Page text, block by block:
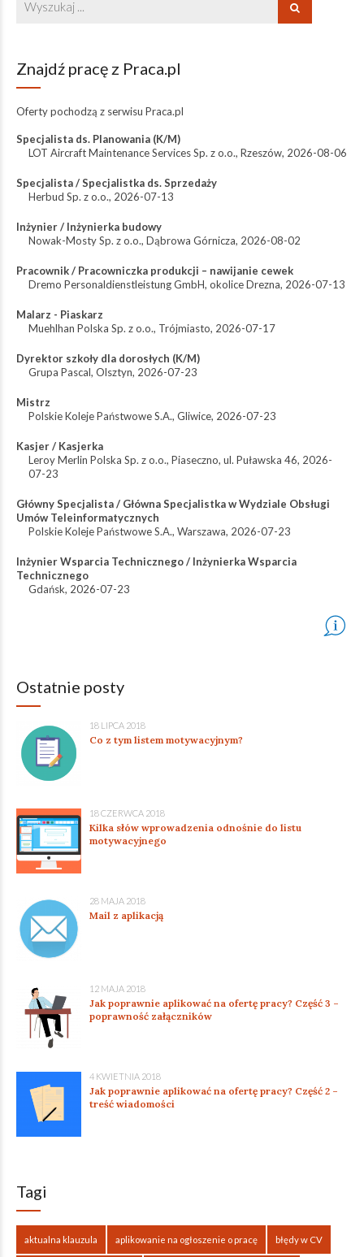
Znajdź pracę z Praca.pl
Oferty pochodzą z serwisu Praca.pl
Specjalista ds. Planowania (K/M)
LOT Aircraft Maintenance Services Sp. z o.o., Rzeszów, 2026-08-06
Specjalista / Specjalistka ds. Sprzedaży
Herbud Sp. z o.o., 2026-07-13
Inżynier / Inżynierka budowy
Nowak-Mosty Sp. z o.o., Dąbrowa Górnicza, 2026-08-02
Pracownik / Pracowniczka produkcji – nawijanie cewek
Dremo Personaldienstleistung GmbH, okolice Drezna, 2026-07-13
Malarz - Piaskarz
Muehlhan Polska Sp. z o.o., Trójmiasto, 2026-07-17
Dyrektor szkoły dla dorosłych (K/M)
Grupa Pascal, Olsztyn, 2026-07-23
Mistrz
Polskie Koleje Państwowe S.A., Gliwice, 2026-07-23
Kasjer / Kasjerka
Leroy Merlin Polska Sp. z o.o., Piaseczno, ul. Puławska 46, 2026-
07-23
Główny Specjalista / Główna Specjalistka w Wydziale Obsługi
Umów Teleinformatycznych
Polskie Koleje Państwowe S.A., Warszawa, 2026-07-23
Inżynier Wsparcia Technicznego / Inżynierka Wsparcia
Technicznego
Gdańsk, 2026-07-23
Ostatnie posty
18 LIPCA 2018
Co z tym listem motywacyjnym?
18 CZERWCA 2018
Kilka słów wprowadzenia odnośnie do listu
motywacyjnego
28 MAJA 2018
Mail z aplikacją
12 MAJA 2018
Jak poprawnie aplikować na ofertę pracy? Część 3 –
poprawność załączników
4 KWIETNIA 2018
Jak poprawnie aplikować na ofertę pracy? Część 2 –
treść wiadomości
Tagi
aktualna klauzula aplikowanie na ogłoszenie o pracę błędy w CV